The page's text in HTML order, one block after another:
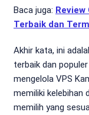
Baca juga:
Terbaik dan
Akhir kata, ini
terbaik dan
mengelola VPS
memiliki kelebihan
memilih yang